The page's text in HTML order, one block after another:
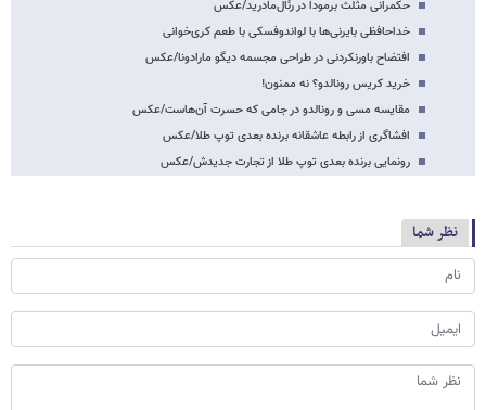
حکمرانی مثلث برمودا در رئال‌مادرید/عکس
خداحافظی بایرنی‌ها با لواندوفسکی با طعم کری‌خوانی
افتضاح باورنکردنی در طراحی مجسمه دیگو مارادونا/عکس
خرید کریس رونالدو؟ نه ممنون!
مقایسه مسی و رونالدو در جامی که حسرت آن‌هاست/عکس
افشاگری از رابطه عاشقانه برنده بعدی توپ طلا/عکس
رونمایی برنده بعدی توپ طلا از تجارت جدیدش/عکس
نظر شما